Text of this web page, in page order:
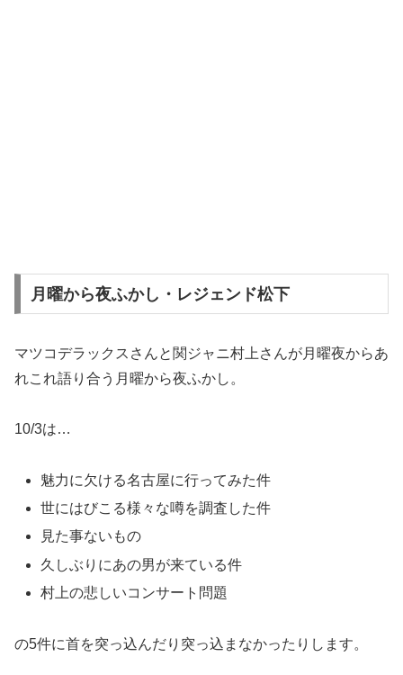
月曜から夜ふかし・レジェンド松下
マツコデラックスさんと関ジャニ村上さんが月曜夜からあ
れこれ語り合う月曜から夜ふかし。
10/3は…
魅力に欠ける名古屋に行ってみた件
世にはびこる様々な噂を調査した件
見た事ないもの
久しぶりにあの男が来ている件
村上の悲しいコンサート問題
の5件に首を突っ込んだり突っ込まなかったりします。